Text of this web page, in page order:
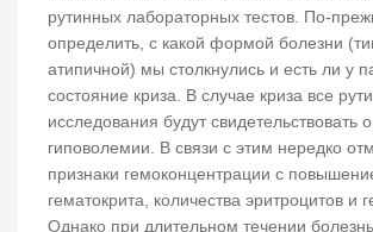
рутинных лабораторных тестов. По-
определить, с какой формой болезни
атипичной) мы столкнулись и есть ли у
состояние криза. В случае криза все
исследования будут свидетельствовать
гиповолемии. В связи с этим нередко
признаки гемоконцентрации с
гематокрита, количества эритроцитов и
Однако при длительном течении